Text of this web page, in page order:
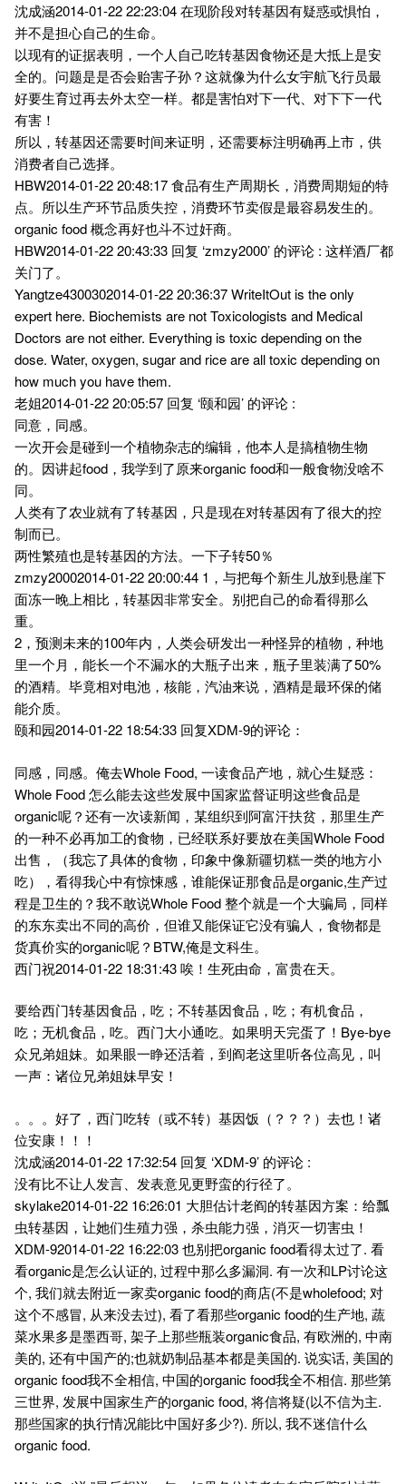
沈成涵2014-01-22 22:23:04 在现阶段对转基因有疑惑或惧怕，
并不是担心自己的生命。
以现有的证据表明，一个人自己吃转基因食物还是大抵上是安
全的。问题是是否会贻害子孙？这就像为什么女宇航飞行员最
好要生育过再去外太空一样。都是害怕对下一代、对下下一代
有害！
所以，转基因还需要时间来证明，还需要标注明确再上市，供
消费者自己选择。
HBW2014-01-22 20:48:17 食品有生产周期长，消费周期短的特
点。所以生产环节品质失控，消费环节卖假是最容易发生的。
organic food 概念再好也斗不过奸商。
HBW2014-01-22 20:43:33 回复 ‘zmzy2000’ 的评论 : 这样酒厂都
关门了。
Yangtze4300302014-01-22 20:36:37 WriteItOut is the only
expert here. Biochemists are not Toxicologists and Medical
Doctors are not either. Everything is toxic depending on the
dose. Water, oxygen, sugar and rice are all toxic depending on
how much you have them.
老姐2014-01-22 20:05:57 回复 ‘颐和园’ 的评论 :
同意，同感。
一次开会是碰到一个植物杂志的编辑，他本人是搞植物生物
的。因讲起food，我学到了原来organic food和一般食物没啥不
同。
人类有了农业就有了转基因，只是现在对转基因有了很大的控
制而已。
两性繁殖也是转基因的方法。一下子转50％
zmzy20002014-01-22 20:00:44 1，与把每个新生儿放到悬崖下
面冻一晚上相比，转基因非常安全。别把自己的命看得那么
重。
2，预测未来的100年内，人类会研发出一种怪异的植物，种地
里一个月，能长一个不漏水的大瓶子出来，瓶子里装满了50%
的酒精。毕竟相对电池，核能，汽油来说，酒精是最环保的储
能介质。
颐和园2014-01-22 18:54:33 回复XDM-9的评论：
同感，同感。俺去Whole Food, 一读食品产地，就心生疑惑：
Whole Food 怎么能去这些发展中国家监督证明这些食品是
organic呢？还有一次读新闻，某组织到阿富汗扶贫，那里生产
的一种不必再加工的食物，已经联系好要放在美国Whole Food
出售，（我忘了具体的食物，印象中像新疆切糕一类的地方小
吃），看得我心中有惊悚感，谁能保证那食品是organic,生产过
程是卫生的？我不敢说Whole Food 整个就是一个大骗局，同样
的东东卖出不同的高价，但谁又能保证它没有骗人，食物都是
货真价实的organic呢？BTW,俺是文科生。
西门祝2014-01-22 18:31:43 唉！生死由命，富贵在天。
要给西门转基因食品，吃；不转基因食品，吃；有机食品，
吃；无机食品，吃。西门大小通吃。如果明天完蛋了！Bye-bye
众兄弟姐妹。如果眼一睁还活着，到阎老这里听各位高见，叫
一声：诸位兄弟姐妹早安！
。。。好了，西门吃转（或不转）基因饭（？？？）去也！诸
位安康！！！
沈成涵2014-01-22 17:32:54 回复 ‘XDM-9’ 的评论 :
没有比不让人发言、发表意见更野蛮的行径了。
skylake2014-01-22 16:26:01 大胆估计老阎的转基因方案：给瓢
虫转基因，让她们生殖力强，杀虫能力强，消灭一切害虫！
XDM-92014-01-22 16:22:03 也别把organic food看得太过了. 看
看organic是怎么认证的, 过程中那么多漏洞. 有一次和LP讨论这
个, 我们就去附近一家卖organic food的商店(不是wholefood; 对
这个不感冒, 从来没去过), 看了看那些organic food的生产地, 蔬
菜水果多是墨西哥, 架子上那些瓶装organic食品, 有欧洲的, 中南
美的, 还有中国产的;也就奶制品基本都是美国的. 说实话, 美国的
organic food我不全相信, 中国的organic food我全不相信. 那些第
三世界, 发展中国家生产的organic food, 将信将疑(以不信为主.
那些国家的执行情况能比中国好多少?). 所以, 我不迷信什么
organic food.